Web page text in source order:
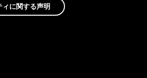
ィに関する声明